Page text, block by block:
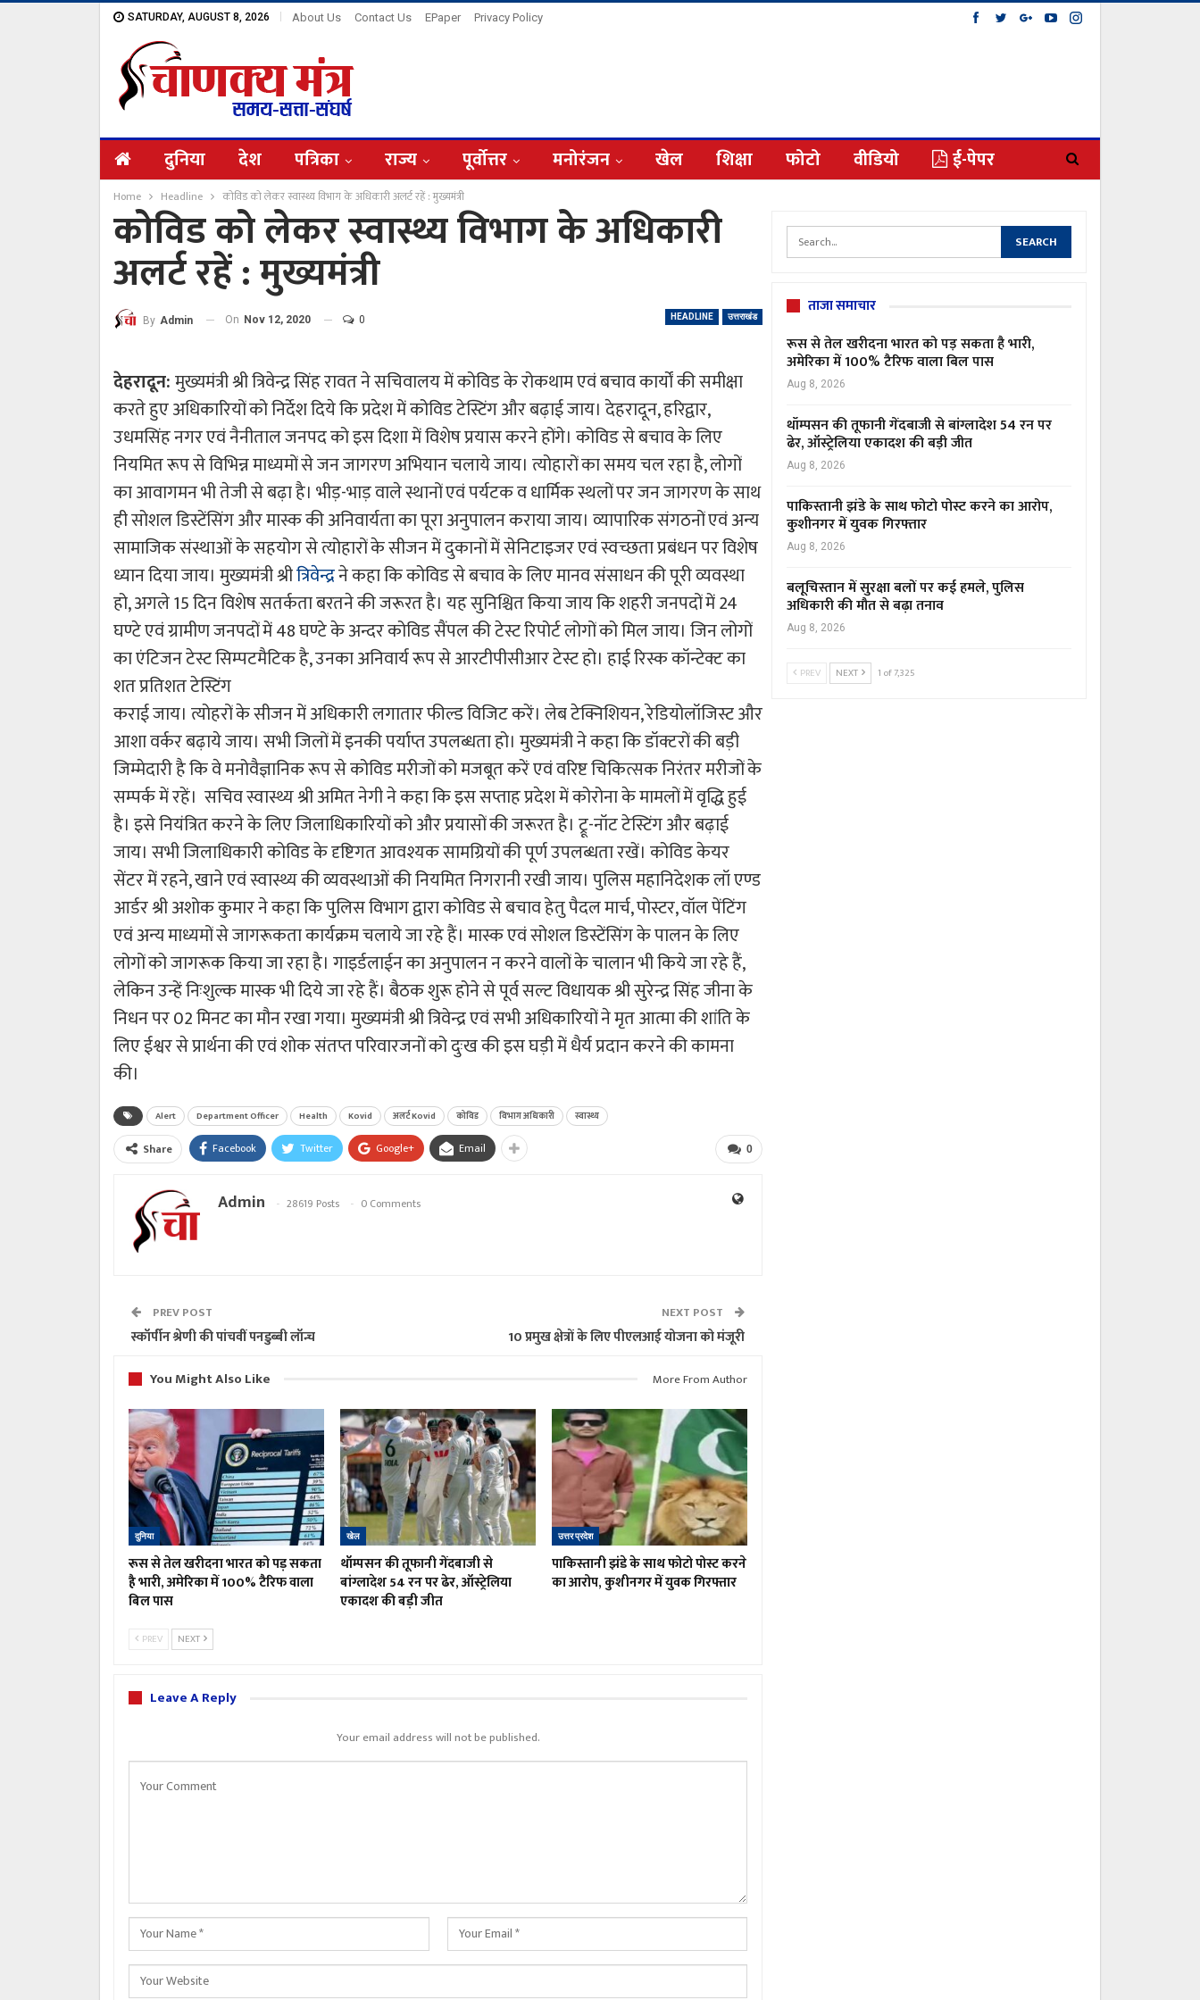
SATURDAY, AUGUST 8, 2026 About Us Contact Us EPaper Privacy Policy
दुनिया देश पत्रिका राज्य पूर्वोत्तर मनोरंजन खेल शिक्षा फोटो वीडियो ई-पेपर
Home Headline कोविड को लेकर स्वास्थ्य विभाग के अधिकारी अलर्ट रहें : मुख्यमंत्री
कोविड को लेकर स्वास्थ्य विभाग के अधिकारी
अलर्ट रहें : मुख्यमंत्री
HEADLINE उत्तराखंड
By Admin On Nov 12, 2020 0
देहरादून:मुख्यमंत्री श्री त्रिवेन्द्र सिंह रावत ने सचिवालय में कोविड के रोकथाम एवं बचाव कार्यों की समीक्षा
करते हुए अधिकारियों को निर्देश दिये कि प्रदेश में कोविड टेस्टिंग और बढ़ाई जाय। देहरादून, हरिद्वार,
उधमसिंह नगर एवं नैनीताल जनपद को इस दिशा में विशेष प्रयास करने होंगे। कोविड से बचाव के लिए
नियमित रूप से विभिन्न माध्यमों से जन जागरण अभियान चलाये जाय। त्योहारों का समय चल रहा है, लोगों
का आवागमन भी तेजी से बढ़ा है। भीड़-भाड़ वाले स्थानों एवं पर्यटक व धार्मिक स्थलों पर जन जागरण के साथ
ही सोशल डिस्टेंसिंग और मास्क की अनिवार्यता का पूरा अनुपालन कराया जाय। व्यापारिक संगठनों एवं अन्य
सामाजिक संस्थाओं के सहयोग से त्योहारों के सीजन में दुकानों में सेनिटाइजर एवं स्वच्छता प्रबंधन पर विशेष
ध्यान दिया जाय। मुख्यमंत्री श्रीत्रिवेन्द्रने कहा कि कोविड से बचाव के लिए मानव संसाधन की पूरी व्यवस्था
हो, अगले 15 दिन विशेष सतर्कता बरतने की जरूरत है। यह सुनिश्चित किया जाय कि शहरी जनपदों में 24
घण्टे एवं ग्रामीण जनपदों में 48 घण्टे के अन्दर कोविड सैंपल की टेस्ट रिपोर्ट लोगों को मिल जाय। जिन लोगों
का एंटिजन टेस्ट सिम्पटमैटिक है, उनका अनिवार्य रूप से आरटीपीसीआर टेस्ट हो। हाई रिस्क कॉन्टेक्ट का
शत प्रतिशत टेस्टिंग
कराई जाय। त्योहरों के सीजन में अधिकारी लगातार फील्ड विजिट करें। लेब टेक्निशियन, रेडियोलॉजिस्ट और
आशा वर्कर बढ़ाये जाय। सभी जिलों में इनकी पर्याप्त उपलब्धता हो। मुख्यमंत्री ने कहा कि डॉक्टरों की बड़ी
जिम्मेदारी है कि वे मनोवैज्ञानिक रूप से कोविड मरीजों को मजबूत करें एवं वरिष्ट चिकित्सक निरंतर मरीजों के
सम्पर्क में रहें। सचिव स्वास्थ्य श्री अमित नेगी ने कहा कि इस सप्ताह प्रदेश में कोरोना के मामलों में वृद्धि हुई
है। इसे नियंत्रित करने के लिए जिलाधिकारियों को और प्रयासों की जरूरत है। ट्रू-नॉट टेस्टिंग और बढ़ाई
जाय। सभी जिलाधिकारी कोविड के दृष्टिगत आवश्यक सामग्रियों की पूर्ण उपलब्धता रखें। कोविड केयर
सेंटर में रहने, खाने एवं स्वास्थ्य की व्यवस्थाओं की नियमित निगरानी रखी जाय। पुलिस महानिदेशक लॉ एण्ड
आर्डर श्री अशोक कुमार ने कहा कि पुलिस विभाग द्वारा कोविड से बचाव हेतु पैदल मार्च, पोस्टर, वॉल पेंटिंग
एवं अन्य माध्यमों से जागरूकता कार्यक्रम चलाये जा रहे हैं। मास्क एवं सोशल डिस्टेंसिंग के पालन के लिए
लोगों को जागरूक किया जा रहा है। गाइर्डलाईन का अनुपालन न करने वालों के चालान भी किये जा रहे हैं,
लेकिन उन्हें निःशुल्क मास्क भी दिये जा रहे हैं। बैठक शुरू होने से पूर्व सल्ट विधायक श्री सुरेन्द्र सिंह जीना के
निधन पर 02 मिनट का मौन रखा गया। मुख्यमंत्री श्री त्रिवेन्द्र एवं सभी अधिकारियों ने मृत आत्मा की शांति के
लिए ईश्वर से प्रार्थना की एवं शोक संतप्त परिवारजनों को दुःख की इस घड़ी में धैर्य प्रदान करने की कामना
की।
Alert Department Officer Health Kovid अलर्ट Kovid कोविड विभाग अधिकारी स्वास्थ्य
0
Share Facebook Twitter Google+ Email
Admin 28619 Posts 0 Comments
PREV POST
स्कॉर्पीन श्रेणी की पांचवीं पनडुब्बी लॉन्च
NEXT POST
10 प्रमुख क्षेत्रों के लिए पीएलआई योजना को मंजूरी
You Might Also Like
More From Author
दुनिया
रूस से तेल खरीदना भारत को पड़ सकता
है भारी, अमेरिका में 100% टैरिफ वाला
बिल पास
खेल
थॉम्पसन की तूफानी गेंदबाजी से
बांग्लादेश 54 रन पर ढेर, ऑस्ट्रेलिया
एकादश की बड़ी जीत
उत्तर प्रदेश
पाकिस्तानी झंडे के साथ फोटो पोस्ट करने
का आरोप, कुशीनगर में युवक गिरफ्तार
PREV NEXT
Leave A Reply
Your email address will not be published.
ताजा समाचार
रूस से तेल खरीदना भारत को पड़ सकता है भारी,
अमेरिका में 100% टैरिफ वाला बिल पास
Aug 8, 2026
थॉम्पसन की तूफानी गेंदबाजी से बांग्लादेश 54 रन पर
ढेर, ऑस्ट्रेलिया एकादश की बड़ी जीत
Aug 8, 2026
पाकिस्तानी झंडे के साथ फोटो पोस्ट करने का आरोप,
कुशीनगर में युवक गिरफ्तार
Aug 8, 2026
बलूचिस्तान में सुरक्षा बलों पर कई हमले, पुलिस
अधिकारी की मौत से बढ़ा तनाव
Aug 8, 2026
PREV NEXT 1 of 7,325